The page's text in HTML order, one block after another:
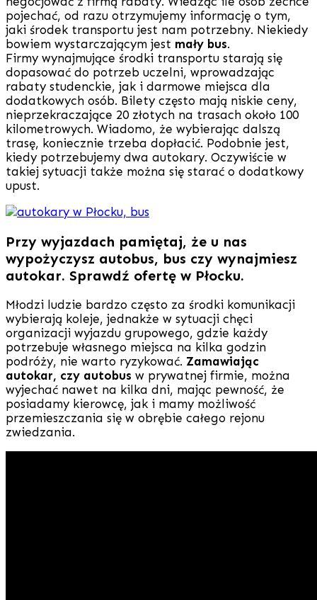
pojechać, od razu otrzymujemy informację o tym,
jaki środek transportu jest nam potrzebny. Niekiedy
bowiem wystarczającym jest mały bus.
Firmy wynajmujące środki transportu starają się
dopasować do potrzeb uczelni, wprowadzając
rabaty studenckie, jak i darmowe miejsca dla
dodatkowych osób. Bilety często mają niskie ceny,
nieprzekraczające 20 złotych na trasach około 100
kilometrowych. Wiadomo, że wybierając dalszą
trasę, koniecznie trzeba dopłacić. Podobnie jest,
kiedy potrzebujemy dwa autokary. Oczywiście w
takiej sytuacji także można się starać o dodatkowy
upust.
Przy wyjazdach pamiętaj, że u nas
wypożyczysz autobus, bus czy wynajmiesz
autokar. Sprawdź ofertę w Płocku.
Młodzi ludzie bardzo często za środki komunikacji
wybierają koleje, jednakże w sytuacji chęci
organizacji wyjazdu grupowego, gdzie każdy
potrzebuje własnego miejsca na kilka godzin
podróży, nie warto ryzykować. Zamawiając
autokar, czy autobus w prywatnej firmie, można
wyjechać nawet na kilka dni, mając pewność, że
posiadamy kierowcę, jak i mamy możliwość
przemieszczania się w obrębie całego rejonu
zwiedzania.